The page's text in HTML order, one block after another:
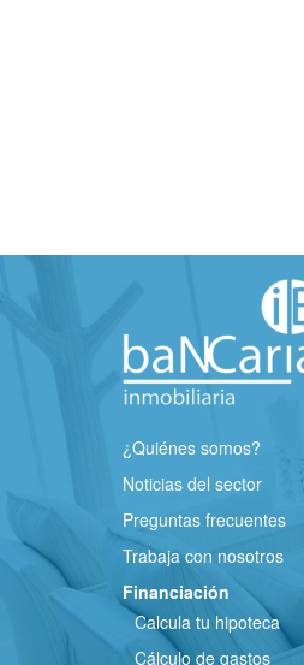
¿Quiénes somos?
Noticias del sector
Preguntas frecuentes
Trabaja con nosotros
Financiación
Calcula tu hipoteca
Cálculo de gastos